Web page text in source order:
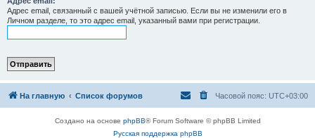
Адрес email, связанный с вашей учётной записью. Если вы не изменили его в
Личном разделе, то это адрес email, указанный вами при регистрации.
На главную Список форумов Часовой пояс: UTC+03:00
Создано на основе phpBB® Forum Software © phpBB Limited
Русская поддержка phpBB